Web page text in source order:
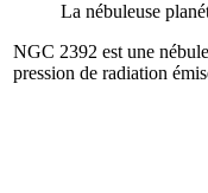
La nébuleuse
NGC 2392 est une
pression de radiation